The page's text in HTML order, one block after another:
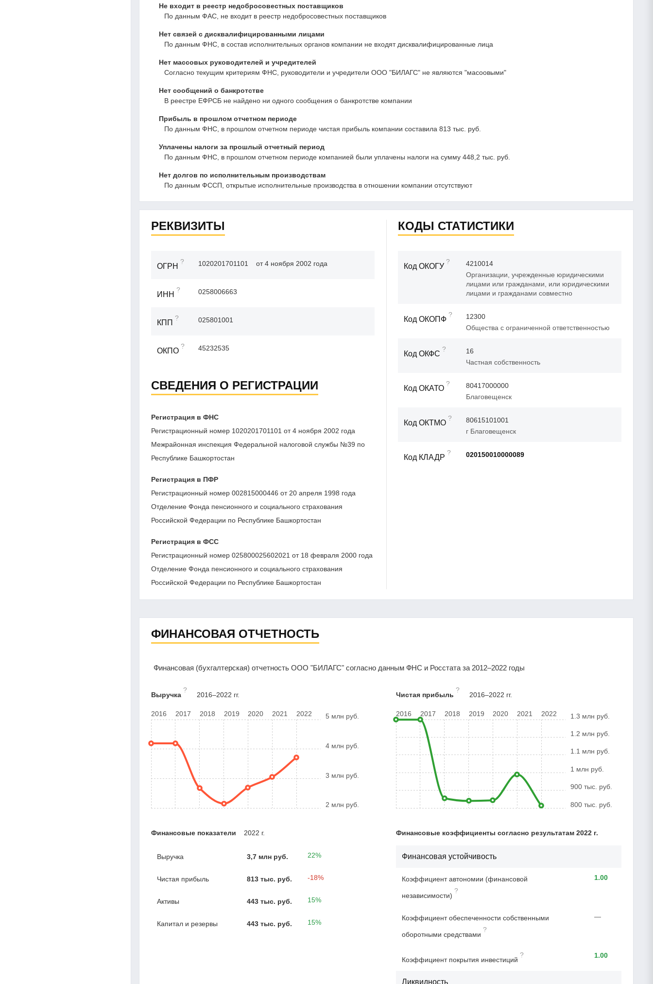
Не входит в реестр недобросовестных поставщиков
По данным ФАС, не входит в реестр недобросовестных поставщиков
Нет связей с дисквалифицированными лицами
По данным ФНС, в состав исполнительных органов компании не входят дисквалифицированные лица
Нет массовых руководителей и учредителей
Согласно текущим критериям ФНС, руководители и учредители ООО "БИЛАГС" не являются "масоовыми"
Нет сообщений о банкротстве
В реестре ЕФРСБ не найдено ни одного сообщения о банкротстве компании
Прибыль в прошлом отчетном периоде
По данным ФНС, в прошлом отчетном периоде чистая прибыль компании составила 813 тыс. руб.
Уплачены налоги за прошлый отчетный период
По данным ФНС, в прошлом отчетном периоде компанией были уплачены налоги на сумму 448,2 тыс. руб.
Нет долгов по исполнительным производствам
По данным ФССП, открытые исполнительные производства в отношении компании отсутствуют
РЕКВИЗИТЫ
ОГРН
? 1020201701101 от 4 ноября 2002 года
ИНН
? 0258006663
КПП
? 025801001
ОКПО
? 45232535
СВЕДЕНИЯ О РЕГИСТРАЦИИ
Регистрация в ФНС
Регистрационный номер 1020201701101 от 4 ноября 2002 года
Межрайонная инспекция Федеральной налоговой службы №39 по
Республике Башкортостан
Регистрация в ПФР
Регистрационный номер 002815000446 от 20 апреля 1998 года
Отделение Фонда пенсионного и социального страхования
Российской Федерации по Республике Башкортостан
Регистрация в ФСС
Регистрационный номер 025800025602021 от 18 февраля 2000 года
Отделение Фонда пенсионного и социального страхования
Российской Федерации по Республике Башкортостан
КОДЫ СТАТИСТИКИ
Код ОКОГУ
?
4210014
Организации, учрежденные юридическими
лицами или гражданами, или юридическими
лицами и гражданами совместно
Код ОКОПФ
?
12300
Общества с ограниченной ответственностью
Код ОКФС
?
16
Частная собственность
Код ОКАТО
?
80417000000
Благовещенск
Код ОКТМО
?
80615101001
г Благовещенск
Код КЛАДР
? 020150010000089
ФИНАНСОВАЯ ОТЧЕТНОСТЬ
Финансовая (бухгалтерская) отчетность ООО "БИЛАГС" согласно данным ФНС и Росстата за 2012–2022 годы
Выручка
?
2016–2022 гг.
2016 2017 2018 2019 2020 2021 2022
2 млн руб.
3 млн руб.
4 млн руб.
5 млн руб.
Чистая прибыль
?
2016–2022 гг.
2016 2017 2018 2019 2020 2021 2022
800 тыс. руб.
900 тыс. руб.
1 млн руб.
1.1 млн руб.
1.2 млн руб.
1.3 млн руб.
Финансовые показатели 2022 г.
Выручка 3,7 млн руб. 22%
Чистая прибыль 813 тыс. руб. -18%
Активы 443 тыс. руб. 15%
Капитал и резервы 443 тыс. руб. 15%
Финансовые коэффициенты согласно результатам 2022 г.
Финансовая устойчивость
Коэффициент автономии (финансовой
независимости)
?
1.00
Коэффициент обеспеченности собственными
оборотными средствами
?
—
Коэффициент покрытия инвестиций
? 1.00
Ликвидность